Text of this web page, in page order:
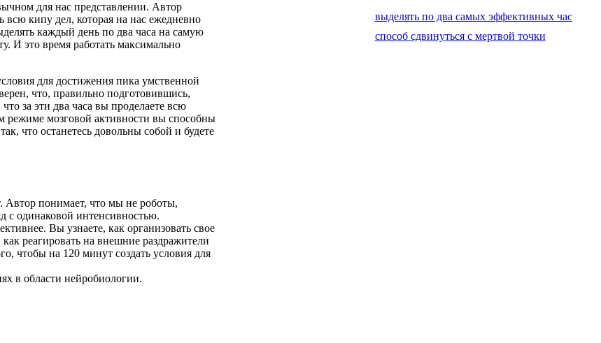
для нас представлении. Автор
всю кипу дел, которая на нас ежедневно
каждый день по два часа на самую
И это время работать максимально
для достижения пика умственной
что, правильно подготовившись,
за эти два часа вы проделаете всю
мозговой активности вы способны
что останетесь довольны собой и будете
Автор понимает, что мы не роботы,
с одинаковой интенсивностью.
Вы узнаете, как организовать свое
реагировать на внешние раздражители
чтобы на 120 минут создать условия для
в области нейробиологии.
выделять по два самых эффективных час
способ сдвинуться с мертвой точки